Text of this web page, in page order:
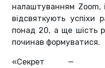
налаштуванням Zoom,
відсвяткують успіхи
понад 20, а ще шість
починав формуватися.
«Секрет —